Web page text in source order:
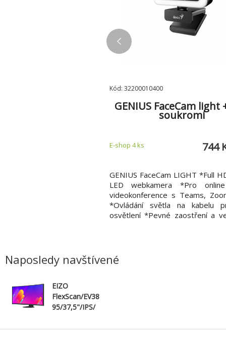
a jiné středně
Kód: 32200010400
GENIUS FaceCam light
soukromí
E-shop 4 ks 744
GENIUS FaceCam LIGHT *Full
LED webkamera *Pro
videokonference s Teams,
*Ovládání světla na kabelu
osvětlení *Pevné zaostření a
monitor, stůl nebo stativ *UVC
Naposledy navštívené
EIZO
FlexScan/EV38
95/37,5"/IPS/
ms/Black/5R